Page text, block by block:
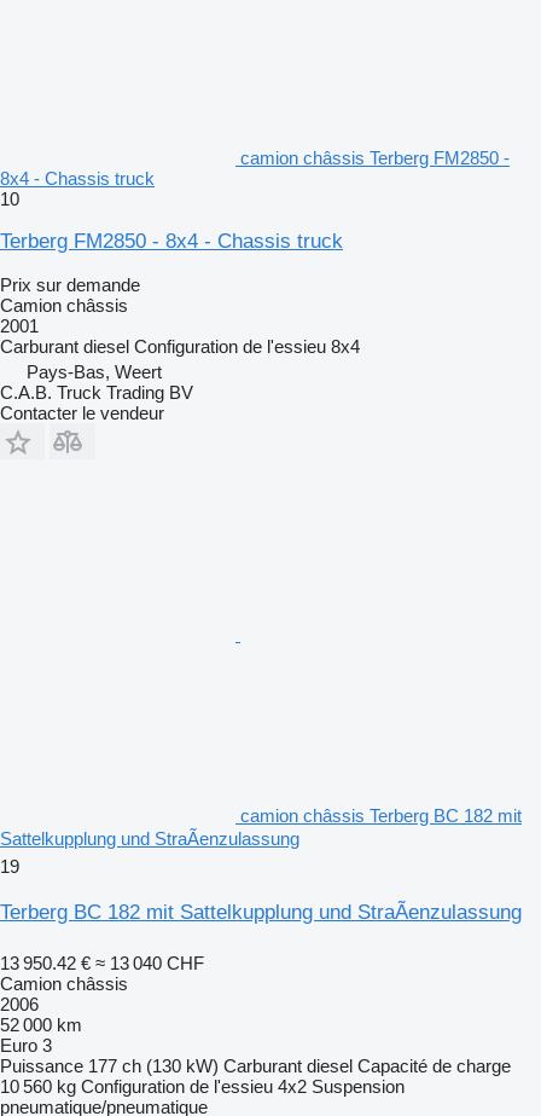
camion châssis Terberg FM2850 -
8x4 - Chassis truck
10
Terberg FM2850 - 8x4 - Chassis truck
Prix sur demande
Camion châssis
2001
Carburant diesel Configuration de l'essieu 8x4
Pays-Bas, Weert
C.A.B. Truck Trading BV
Contacter le vendeur
camion châssis Terberg BC 182 mit
Sattelkupplung und StraÃenzulassung
19
Terberg BC 182 mit Sattelkupplung und StraÃenzulassung
13 950.42 € ≈ 13 040 CHF
Camion châssis
2006
52 000 km
Euro 3
Puissance 177 ch (130 kW) Carburant diesel Capacité de charge
10 560 kg Configuration de l'essieu 4x2 Suspension
pneumatique/pneumatique